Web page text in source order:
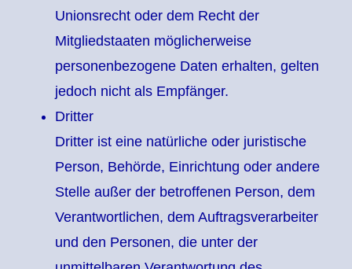
Unionsrecht oder dem Recht der
Mitgliedstaaten möglicherweise
personenbezogene Daten erhalten, gelten
jedoch nicht als Empfänger.
Dritter
Dritter ist eine natürliche oder juristische
Person, Behörde, Einrichtung oder andere
Stelle außer der betroffenen Person, dem
Verantwortlichen, dem Auftragsverarbeiter
und den Personen, die unter der